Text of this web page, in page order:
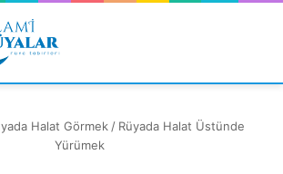
Halat Görmek / Rüyada Halat Üstünde
Yürümek